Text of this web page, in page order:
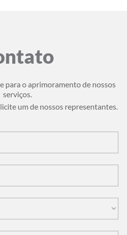
para o aprimoramento de nossos
serviços.
um de nossos representantes.